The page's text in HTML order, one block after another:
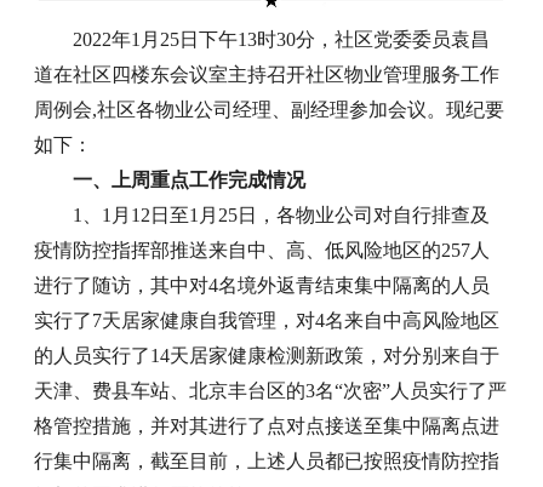
2022年1月25日下午13时30分，社区党委委员袁昌
道在社区四楼东会议室主持召开社区物业管理服务工作
周例会,社区各物业公司经理、副经理参加会议。现纪要
如下：
一、上周重点工作完成情况
1、1月12日至1月25日，各物业公司对自行排查及
疫情防控指挥部推送来自中、高、低风险地区的257人
进行了随访，其中对4名境外返青结束集中隔离的人员
实行了7天居家健康自我管理，对4名来自中高风险地区
的人员实行了14天居家健康检测新政策，对分别来自于
天津、费县车站、北京丰台区的3名“次密”人员实行了严
格管控措施，并对其进行了点对点接送至集中隔离点进
行集中隔离，截至目前，上述人员都已按照疫情防控指